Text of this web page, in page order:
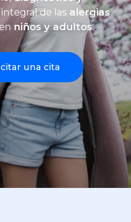
DE POLEN
de las alergias
niños y adultos
una cita